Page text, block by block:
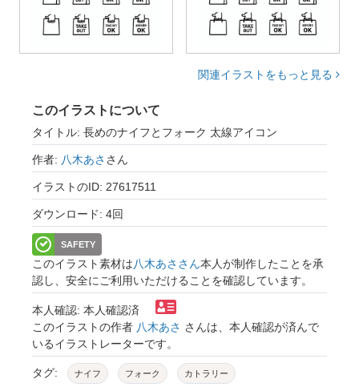
関連イラストをもっと見る
このイラストについて
タイトル: 長めのナイフとフォーク 太線アイコン
作者: 八木あさ さん
イラストのID: 27617511
ダウンロード: 4回
SAFETY
このイラスト素材は八木あささん本人が制作したことを承
認し、安全にご利用いただけることを確認しています。
本人確認: 本人確認済
このイラストの作者 八木あさ さんは、本人確認が済んで
いるイラストレーターです。
タグ: ナイフ フォーク カトラリー